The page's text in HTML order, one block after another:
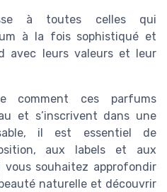
à toutes celles qui
à la fois sophistiqué et
avec leurs valeurs et leur
comment ces parfums
et s’inscrivent dans une
il est essentiel de
aux labels et aux
souhaitez approfondir
naturelle et découvrir